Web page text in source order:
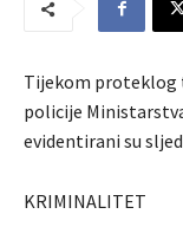
Tijekom proteklog
policije
evidentirani su
KRIMINALITET